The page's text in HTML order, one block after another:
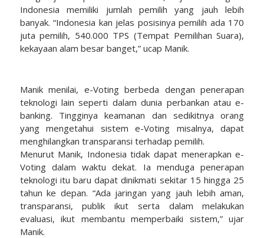
Indonesia memiliki jumlah pemilih yang jauh lebih
banyak. “Indonesia kan jelas posisinya pemilih ada 170
juta pemilih, 540.000 TPS (Tempat Pemilihan Suara),
kekayaan alam besar banget,” ucap Manik.
Manik menilai, e-Voting berbeda dengan penerapan
teknologi lain seperti dalam dunia perbankan atau e-
banking. Tingginya keamanan dan sedikitnya orang
yang mengetahui sistem e-Voting misalnya, dapat
menghilangkan transparansi terhadap pemilih.
Menurut Manik, Indonesia tidak dapat menerapkan e-
Voting dalam waktu dekat. Ia menduga penerapan
teknologi itu baru dapat dinikmati sekitar 15 hingga 25
tahun ke depan. “Ada jaringan yang jauh lebih aman,
transparansi, publik ikut serta dalam melakukan
evaluasi, ikut membantu memperbaiki sistem,” ujar
Manik.